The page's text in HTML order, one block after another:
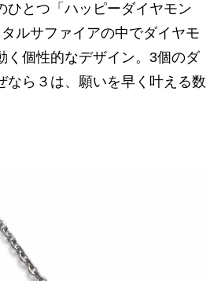
ひとつ「ハッピーダイヤモン
ルサファイアの中でダイヤモ
く個性的なデザイン。3個のダ
なら３は、願いを早く叶える数